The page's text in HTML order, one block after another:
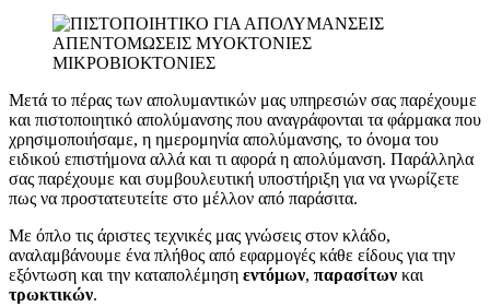
Μετά το πέρας των απολυμαντικών μας υπηρεσιών σας παρέχουμε
και πιστοποιητικό απολύμανσης που αναγράφονται τα φάρμακα που
χρησιμοποιήσαμε, η ημερομηνία απολύμανσης, το όνομα του
ειδικού επιστήμονα αλλά και τι αφορά η απολύμανση. Παράλληλα
σας παρέχουμε και συμβουλευτική υποστήριξη για να γνωρίζετε
πως να προστατευτείτε στο μέλλον από παράσιτα.
Με όπλο τις άριστες τεχνικές μας γνώσεις στον κλάδο,
αναλαμβάνουμε ένα πλήθος από εφαρμογές κάθε είδους για την
εξόντωση και την καταπολέμηση εντόμων, παρασίτων και
τρωκτικών.